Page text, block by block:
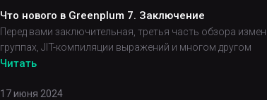
Что нового в Greenplum 7. Заключение
Перед вами заключительная, третья часть обзора
группах, JIT-компиляции выражений и многом другом
Читать
17 июня 2024